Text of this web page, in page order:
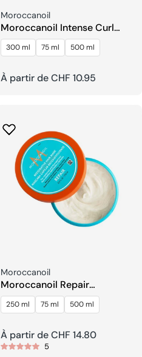
Fournisseur:
Moroccanoil
Moroccanoil Intense Curl
Crème
300 ml 75 ml 500 ml
Prix
À partir de CHF 10.95
Fournisseur:
Moroccanoil
Moroccanoil Repair
Restorative Masque
Capillaire
250 ml 75 ml 500 ml
Prix
À partir de CHF 14.80
5